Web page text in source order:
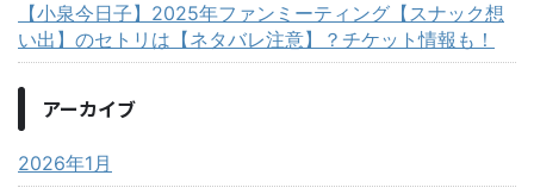
【小泉今日子】2025年ファンミーティング【スナック想
い出】のセトリは【ネタバレ注意】？チケット情報も！
アーカイブ
2026年1月